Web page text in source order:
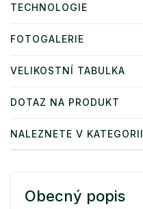
TECHNOLOGIE
FOTOGALERIE
VELIKOSTNÍ TABULKA
DOTAZ NA PRODUKT
NALEZNETE V KATEGORII
Obecný popis